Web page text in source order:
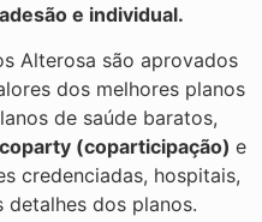
e individual.
Alterosa são aprovados
dos melhores planos
de saúde baratos,
(coparticipação) e
credenciadas, hospitais,
detalhes dos planos.